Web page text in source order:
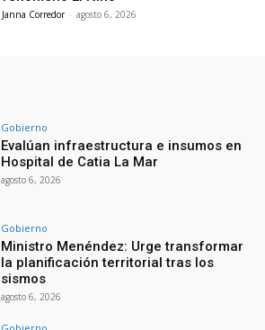
Janna Corredor - agosto 6, 2026
Gobierno
Evalúan infraestructura e insumos en
Hospital de Catia La Mar
agosto 6, 2026
Gobierno
Ministro Menéndez: Urge transformar
la planificación territorial tras los
sismos
agosto 6, 2026